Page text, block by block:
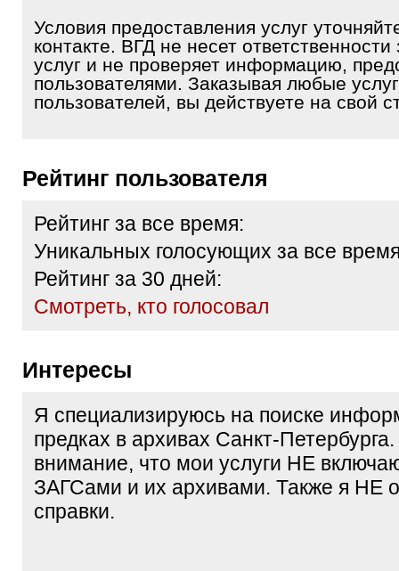
Условия предоставления услуг
контакте. ВГД не несет ответственности
услуг и не проверяет информацию,
пользователями. Заказывая любые
пользователей, вы действуете на свой
Рейтинг пользователя
Рейтинг за все время:
Уникальных голосующих за все
Рейтинг за 30 дней:
Cмотреть, кто голосовал
Интересы
Я специализируюсь на поиске
предках в архивах Санкт-
внимание, что мои услуги НЕ
ЗАГСами и их архивами. Также я НЕ
справки.